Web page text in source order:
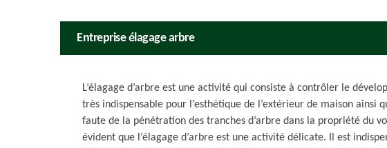
Entreprise élagage arbre
L’élagage d’arbre est une activité qui consiste à contrôler le
très indispensable pour l’esthétique de l’extérieur de maison ainsi
faute de la pénétration des tranches d’arbre dans la propriété du
évident que l’élagage d’arbre est une activité délicate. Il est